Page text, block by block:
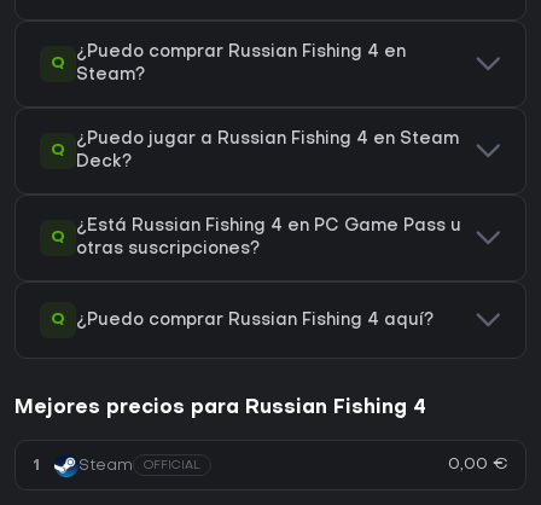
Q
¿Puedo comprar Russian Fishing 4 en
Steam?
Q
¿Puedo jugar a Russian Fishing 4 en Steam
Deck?
Q
¿Está Russian Fishing 4 en PC Game Pass u
otras suscripciones?
Q ¿Puedo comprar Russian Fishing 4 aquí?
Mejores precios para Russian Fishing 4
1 Steam OFFICIAL 0,00 €